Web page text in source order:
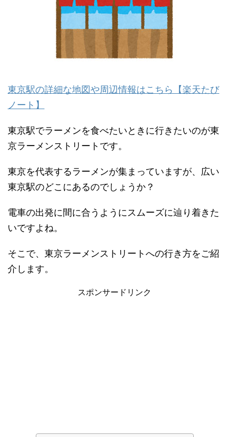
東京駅の詳細な地図や周辺情報はこちら【楽天たび
ノート】
東京駅でラーメンを食べたいときに行きたいのが東
京ラーメンストリートです。
東京を代表するラーメンが集まっていますが、広い
東京駅のどこにあるのでしょうか？
電車の出発に間に合うようにスムーズに辿り着きた
いですよね。
そこで、東京ラーメンストリートへの行き方をご紹
介します。
スポンサードリンク